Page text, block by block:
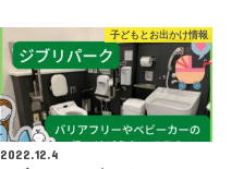
子どもとお出かけ情報
2022.12.4